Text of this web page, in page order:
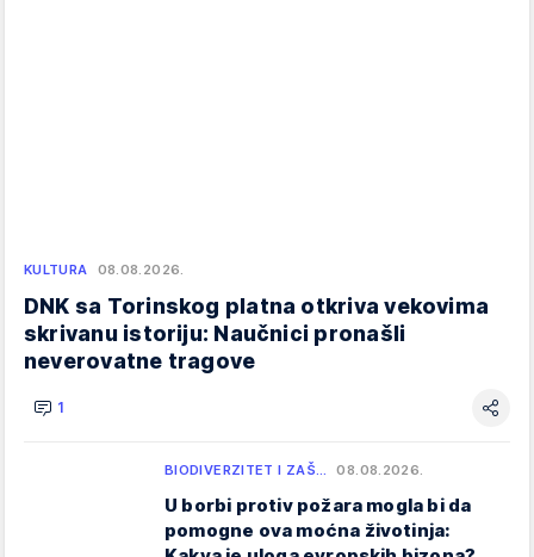
KULTURA 08.08.2026.
DNK sa Torinskog platna otkriva vekovima
skrivanu istoriju: Naučnici pronašli
neverovatne tragove
1
BIODIVERZITET I ZAŠ… 08.08.2026.
U borbi protiv požara mogla bi da
pomogne ova moćna životinja: